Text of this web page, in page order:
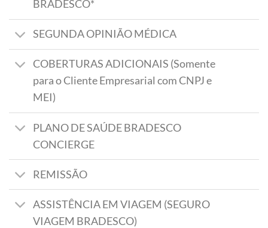
BRADESCO*
SEGUNDA OPINIÃO MÉDICA
COBERTURAS ADICIONAIS (Somente
para o Cliente Empresarial com CNPJ e
MEI)
PLANO DE SAÚDE BRADESCO
CONCIERGE
REMISSÃO
ASSISTÊNCIA EM VIAGEM (SEGURO
VIAGEM BRADESCO)